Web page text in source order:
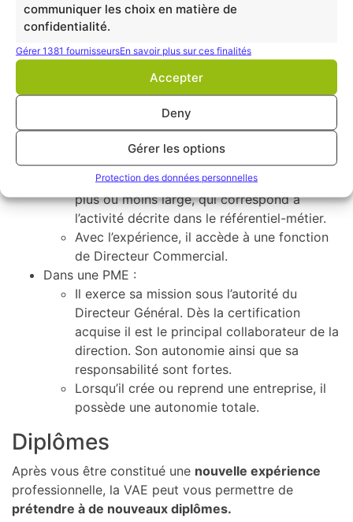
communiquer les choix en matière de
confidentialité.
Gérer 1381 fournisseursEn savoir plus sur ces finalités
Accepter
Deny
Gérer les options
Protection des données personnelles
Les postes occupés sont généralement les suivants :
Dans une grande entreprise :
Commercial dans une fonction
opérationnelle et détient une responsabilité
entière, à la hauteur des enjeux
commerciaux visés. Après expérience, ou
selon l’organisation de l’entreprise il exerce
une fonction de management commercial
plus ou moins large, qui correspond à
l’activité décrite dans le référentiel-métier.
Avec l’expérience, il accède à une fonction
de Directeur Commercial.
Dans une PME :
Il exerce sa mission sous l’autorité du
Directeur Général. Dès la certification
acquise il est le principal collaborateur de la
direction. Son autonomie ainsi que sa
responsabilité sont fortes.
Lorsqu’il crée ou reprend une entreprise, il
possède une autonomie totale.
Diplômes
Après vous être constitué une nouvelle expérience
professionnelle, la VAE peut vous permettre de
prétendre à de nouveaux diplômes.